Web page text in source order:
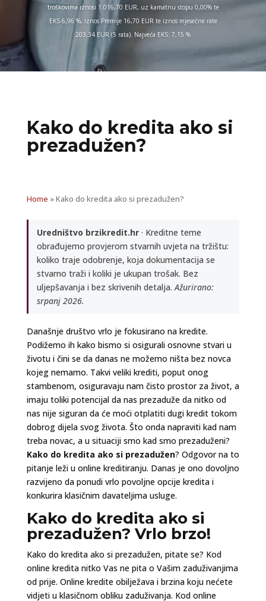
troškovima iznosi 1.016,70 EUR, uz kamatnu stopu 0,00% te
EKS 6,96 %, iznos Premije 16,70 EUR te iznos mjesečne rate
203,34 EUR (5 rata). Najveća EKS: 7,15 %
Kako do kredita ako si
prezadužen?
Home »Kako do kredita ako si prezadužen?
Uredništvo brzikredit.hr· Kreditne teme
obrađujemo provjerom stvarnih uvjeta na tržištu:
koliko traje odobrenje, koja dokumentacija se
stvarno traži i koliki je ukupan trošak. Bez
uljepšavanja i bez skrivenih detalja.Ažurirano:
srpanj 2026.
Današnje društvo vrlo je fokusirano na kredite.
Podižemo ih kako bismo si osigurali osnovne stvari u
životu i čini se da danas ne možemo ništa bez novca
kojeg nemamo. Takvi veliki krediti, poput onog
stambenom, osiguravaju nam čisto prostor za život, a
imaju toliki potencijal da nas prezaduže da nitko od
nas nije siguran da će moći otplatiti dugi kredit tokom
dobrog dijela svog života. Što onda napraviti kad nam
treba novac, a u situaciji smo kad smo prezaduženi?
Kako do kredita ako si prezadužen? Odgovor na to
pitanje leži u online kreditiranju. Danas je ono dovoljno
razvijeno da ponudi vrlo povoljne opcije kredita i
konkurira klasičnim davateljima usluge.
Kako do kredita ako si
prezadužen? Vrlo brzo!
Kako do kredita ako si prezadužen, pitate se? Kod
online kredita nitko Vas ne pita o Vašim zaduživanjima
od prije. Online kredite obilježava i brzina koju nećete
vidjeti u klasičnom obliku zaduživanja. Kod online